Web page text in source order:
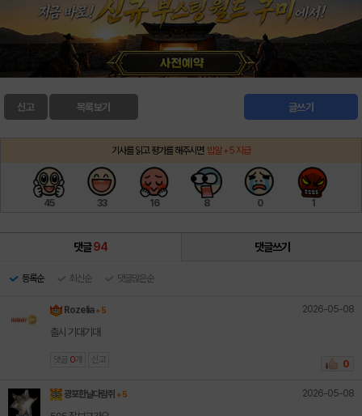
신고 글쓰기
목록보기
기사를 읽고 평가를 해주시면 밥알 +5 지급
45 33 16 8 0 1
댓글94 댓글쓰기
등록순 최신순 댓글많은순
Rozelia + 5 2026-05-08
출시 기대기대
댓글 0 개 신고 0
광포한날다람쥐 + 5 2026-05-08